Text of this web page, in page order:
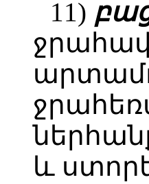
11)
և